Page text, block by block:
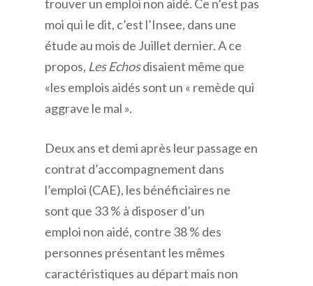
trouver un emploi non aidé. Ce n’est pas
moi qui le dit, c’est l’Insee, dans une
étude au mois de Juillet dernier. A ce
propos, Les Echosdisaient même que
«les emplois aidés sont un « remède qui
aggrave le mal ».
Deux ans et demi après leur passage en
contrat d’accompagnement dans
l’emploi (CAE), les bénéficiaires ne
sont que 33 % à disposer d’un
emploi non aidé, contre 38 % des
personnes présentant les mêmes
caractéristiques au départ mais non